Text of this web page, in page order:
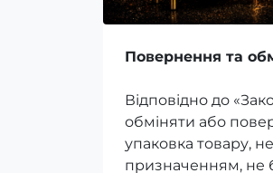
Повернення та
Відповідно до
обміняти або
упаковка товару,
призначенням, не